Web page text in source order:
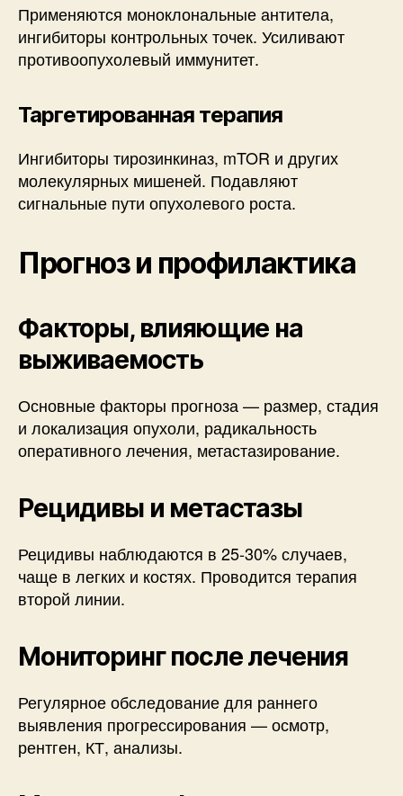
Применяются моноклональные антитела,
ингибиторы контрольных точек. Усиливают
противоопухолевый иммунитет.
Таргетированная терапия
Ингибиторы тирозинкиназ, mTOR и других
молекулярных мишеней. Подавляют
сигнальные пути опухолевого роста.
Прогноз и профилактика
Факторы, влияющие на
выживаемость
Основные факторы прогноза — размер, стадия
и локализация опухоли, радикальность
оперативного лечения, метастазирование.
Рецидивы и метастазы
Рецидивы наблюдаются в 25-30% случаев,
чаще в легких и костях. Проводится терапия
второй линии.
Мониторинг после лечения
Регулярное обследование для раннего
выявления прогрессирования — осмотр,
рентген, КТ, анализы.